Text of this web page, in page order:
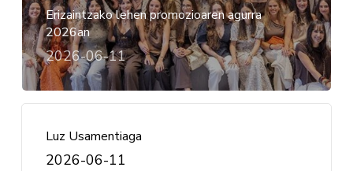
Erizaintzako lehen promozioaren agurra
2026an
2026-06-11
Luz Usamentiaga
2026-06-11